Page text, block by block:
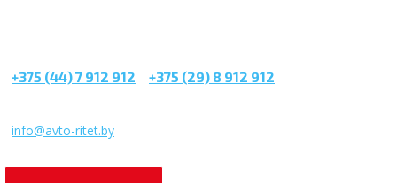
+375 (44) 7 912 912 +375 (29) 8 912 912
infо@avtо-ritеt.by